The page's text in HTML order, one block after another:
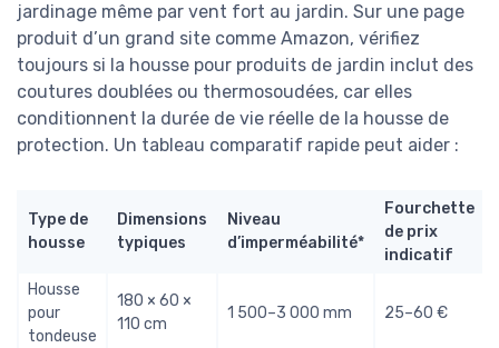
jardinage même par vent fort au jardin. Sur une page
produit d’un grand site comme Amazon, vérifiez
toujours si la housse pour produits de jardin inclut des
coutures doublées ou thermosoudées, car elles
conditionnent la durée de vie réelle de la housse de
protection. Un tableau comparatif rapide peut aider :
Type de
housse
Dimensions
typiques
Niveau
d’imperméabilité*
Fourchette
de prix
indicatif
Housse
pour
tondeuse
180 × 60 ×
110 cm
1 500–3 000 mm 25–60 €